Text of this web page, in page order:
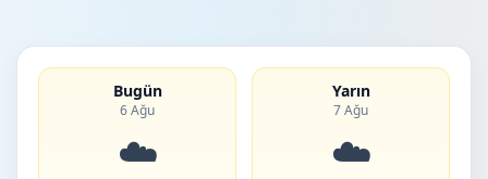
Bugün
6 Ağu
☁️
Yarın
7 Ağu
☁️